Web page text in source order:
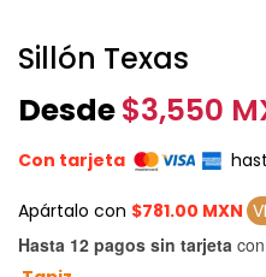
Sillón Texas
Desde$3,550
Con tarjeta
Apártalo con $781.00 MXN
Hasta 12 pagos sin tarjeta